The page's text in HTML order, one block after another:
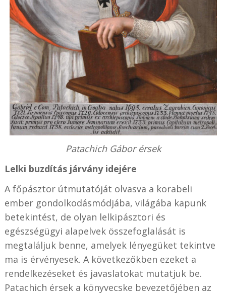
Patachich Gábor érsek
Lelki buzdítás járvány idejére
A főpásztor útmutatóját olvasva a korabeli
ember gondolkodásmódjába, világába kapunk
betekintést, de olyan lelkipásztori és
egészségügyi alapelvek összefoglalását is
megtaláljuk benne, amelyek lényegüket tekintve
ma is érvényesek. A következőkben ezeket a
rendelkezéseket és javaslatokat mutatjuk be.
Patachich érsek a könyvecske bevezetőjében az